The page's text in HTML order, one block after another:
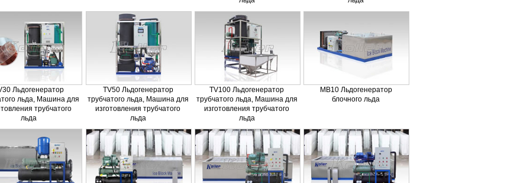
Льдогенератор
льда, Машина для
трубчатого
льда
TV50 Льдогенератор
трубчатого льда, Машина для
изготовления трубчатого
льда
TV100 Льдогенератор
трубчатого льда, Машина для
изготовления трубчатого
льда
MB10 Льдогенератор
блочного льда